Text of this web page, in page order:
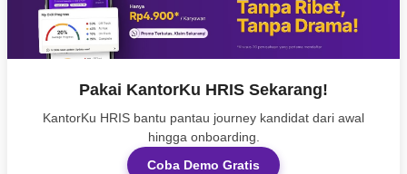
Pakai KantorKu HRIS Sekarang!
KantorKu HRIS bantu pantau journey kandidat dari awal
hingga onboarding.
Coba Demo Gratis